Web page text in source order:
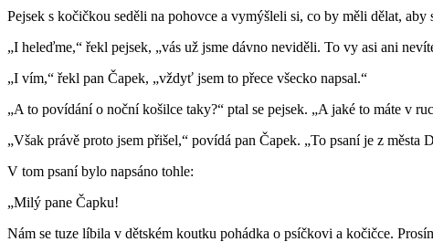
Pejsek s kočičkou seděli na pohovce a vymýšleli si, co by měli dělat,
„I heleďme,“ řekl pejsek, „vás už jsme dávno neviděli. To vy asi ani
„I vím,“ řekl pan Čapek, „vždyť jsem to přece všecko napsal.“
„A to povídání o noční košilce taky?“ ptal se pejsek. „A jaké to máte v
„Však právě proto jsem přišel,“ povídá pan Čapek. „To psaní je z
V tom psaní bylo napsáno tohle:
„Milý pane Čapku!
Nám se tuze líbila v dětském koutku pohádka o psíčkovi a kočičce.